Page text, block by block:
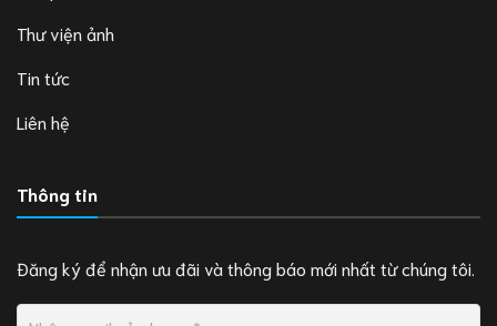
Thư viện ảnh
Tin tức
Liên hệ
Thông tin
Đăng ký để nhận ưu đãi và thông báo mới nhất từ chúng tôi.